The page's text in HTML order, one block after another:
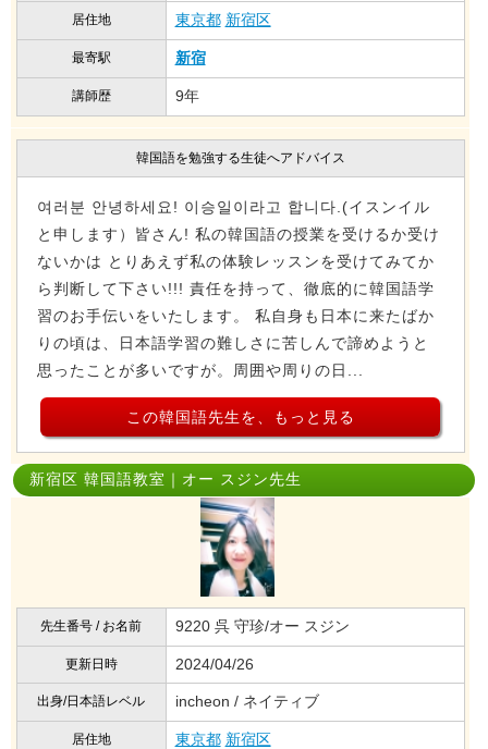
居住地 東京都 新宿区
最寄駅 新宿
講師歴 9年
韓国語を勉強する生徒へアドバイス
여러분 안녕하세요! 이승일이라고 합니다.(イスンイル
と申します）皆さん! 私の韓国語の授業を受けるか受け
ないかは とりあえず私の体験レッスンを受けてみてか
ら判断して下さい!!! 責任を持って、徹底的に韓国語学
習のお手伝いをいたします。 私自身も日本に来たばか
りの頃は、日本語学習の難しさに苦しんで諦めようと
思ったことが多いですが。周囲や周りの日...
この韓国語先生を、もっと見る
新宿区 韓国語教室｜オー スジン先生
先生番号 / お名前 9220 呉 守珍/オー スジン
更新日時 2024/04/26
出身/日本語レベル incheon / ネイティブ
居住地 東京都 新宿区